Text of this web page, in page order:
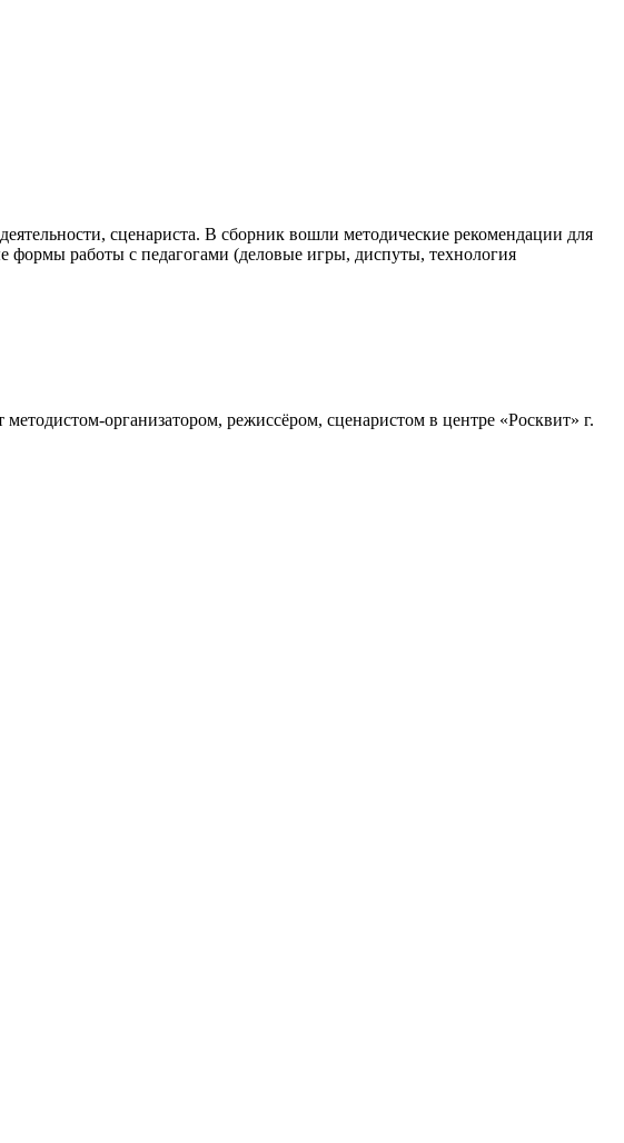
сценариста. В сборник вошли методические рекомендации для
формы работы с педагогами (деловые игры, диспуты, технология
организатором, режиссёром, сценаристом в центре «Росквит» г.